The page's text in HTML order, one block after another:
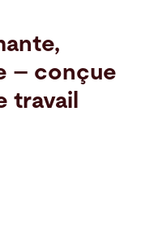
– conçue
travail